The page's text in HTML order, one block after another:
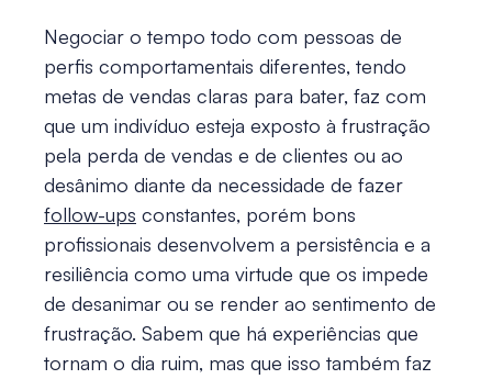
Negociar o tempo todo com pessoas de
perfis comportamentais diferentes, tendo
metas de vendas claras para bater, faz com
que um indivíduo esteja exposto à frustração
pela perda de vendas e de clientes ou ao
desânimo diante da necessidade de fazer
follow-ups constantes, porém bons
profissionais desenvolvem a persistência e a
resiliência como uma virtude que os impede
de desanimar ou se render ao sentimento de
frustração. Sabem que há experiências que
tornam o dia ruim, mas que isso também faz